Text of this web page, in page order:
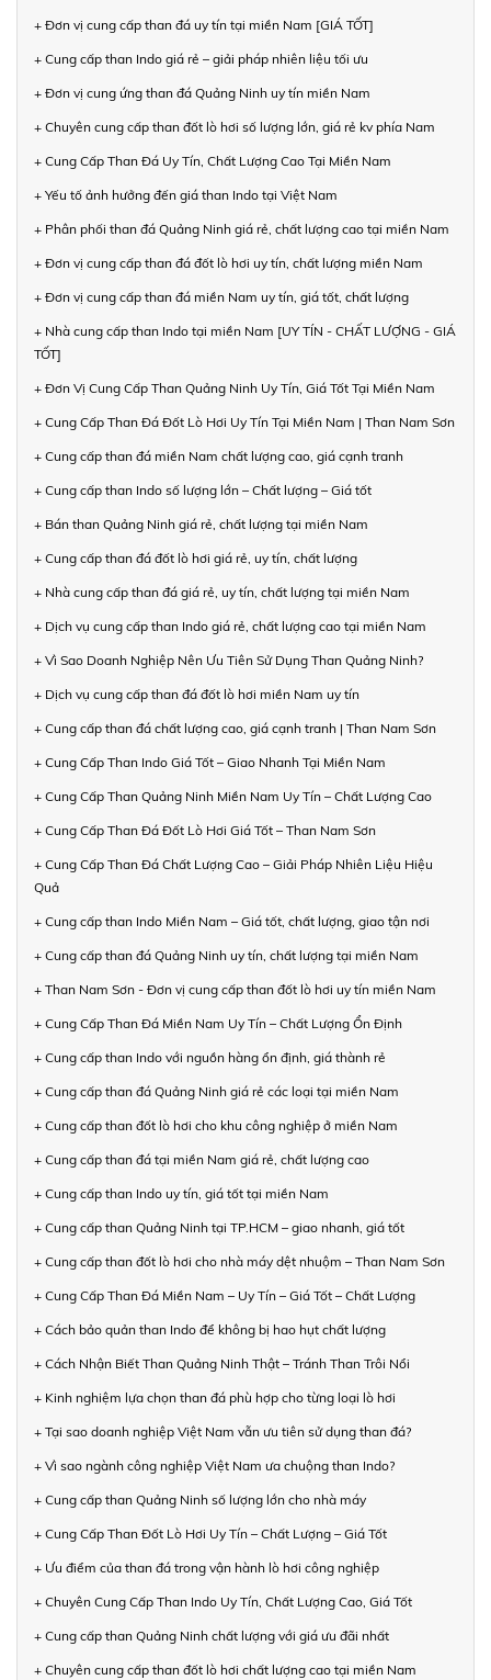
+ Đơn vị cung cấp than đá uy tín tại miền Nam [GIÁ TỐT]
+ Cung cấp than Indo giá rẻ – giải pháp nhiên liệu tối ưu
+ Đơn vị cung ứng than đá Quảng Ninh uy tín miền Nam
+ Chuyên cung cấp than đốt lò hơi số lượng lớn, giá rẻ kv phía Nam
+ Cung Cấp Than Đá Uy Tín, Chất Lượng Cao Tại Miền Nam
+ Yếu tố ảnh hưởng đến giá than Indo tại Việt Nam
+ Phân phối than đá Quảng Ninh giá rẻ, chất lượng cao tại miền Nam
+ Đơn vị cung cấp than đá đốt lò hơi uy tín, chất lượng miền Nam
+ Đơn vị cung cấp than đá miền Nam uy tín, giá tốt, chất lượng
+ Nhà cung cấp than Indo tại miền Nam [UY TÍN - CHẤT LƯỢNG - GIÁ
TỐT]
+ Đơn Vị Cung Cấp Than Quảng Ninh Uy Tín, Giá Tốt Tại Miền Nam
+ Cung Cấp Than Đá Đốt Lò Hơi Uy Tín Tại Miền Nam | Than Nam Sơn
+ Cung cấp than đá miền Nam chất lượng cao, giá cạnh tranh
+ Cung cấp than Indo số lượng lớn – Chất lượng – Giá tốt
+ Bán than Quảng Ninh giá rẻ, chất lượng tại miền Nam
+ Cung cấp than đá đốt lò hơi giá rẻ, uy tín, chất lượng
+ Nhà cung cấp than đá giá rẻ, uy tín, chất lượng tại miền Nam
+ Dịch vụ cung cấp than Indo giá rẻ, chất lượng cao tại miền Nam
+ Vì Sao Doanh Nghiệp Nên Ưu Tiên Sử Dụng Than Quảng Ninh?
+ Dịch vụ cung cấp than đá đốt lò hơi miền Nam uy tín
+ Cung cấp than đá chất lượng cao, giá cạnh tranh | Than Nam Sơn
+ Cung Cấp Than Indo Giá Tốt – Giao Nhanh Tại Miền Nam
+ Cung Cấp Than Quảng Ninh Miền Nam Uy Tín – Chất Lượng Cao
+ Cung Cấp Than Đá Đốt Lò Hơi Giá Tốt – Than Nam Sơn
+ Cung Cấp Than Đá Chất Lượng Cao – Giải Pháp Nhiên Liệu Hiệu
Quả
+ Cung cấp than Indo Miền Nam – Giá tốt, chất lượng, giao tận nơi
+ Cung cấp than đá Quảng Ninh uy tín, chất lượng tại miền Nam
+ Than Nam Sơn - Đơn vị cung cấp than đốt lò hơi uy tín miền Nam
+ Cung Cấp Than Đá Miền Nam Uy Tín – Chất Lượng Ổn Định
+ Cung cấp than Indo với nguồn hàng ổn định, giá thành rẻ
+ Cung cấp than đá Quảng Ninh giá rẻ các loại tại miền Nam
+ Cung cấp than đốt lò hơi cho khu công nghiệp ở miền Nam
+ Cung cấp than đá tại miền Nam giá rẻ, chất lượng cao
+ Cung cấp than Indo uy tín, giá tốt tại miền Nam
+ Cung cấp than Quảng Ninh tại TP.HCM – giao nhanh, giá tốt
+ Cung cấp than đốt lò hơi cho nhà máy dệt nhuộm – Than Nam Sơn
+ Cung Cấp Than Đá Miền Nam – Uy Tín – Giá Tốt – Chất Lượng
+ Cách bảo quản than Indo để không bị hao hụt chất lượng
+ Cách Nhận Biết Than Quảng Ninh Thật – Tránh Than Trôi Nổi
+ Kinh nghiệm lựa chọn than đá phù hợp cho từng loại lò hơi
+ Tại sao doanh nghiệp Việt Nam vẫn ưu tiên sử dụng than đá?
+ Vì sao ngành công nghiệp Việt Nam ưa chuộng than Indo?
+ Cung cấp than Quảng Ninh số lượng lớn cho nhà máy
+ Cung Cấp Than Đốt Lò Hơi Uy Tín – Chất Lượng – Giá Tốt
+ Ưu điểm của than đá trong vận hành lò hơi công nghiệp
+ Chuyên Cung Cấp Than Indo Uy Tín, Chất Lượng Cao, Giá Tốt
+ Cung cấp than Quảng Ninh chất lượng với giá ưu đãi nhất
+ Chuyên cung cấp than đốt lò hơi chất lượng cao tại miền Nam